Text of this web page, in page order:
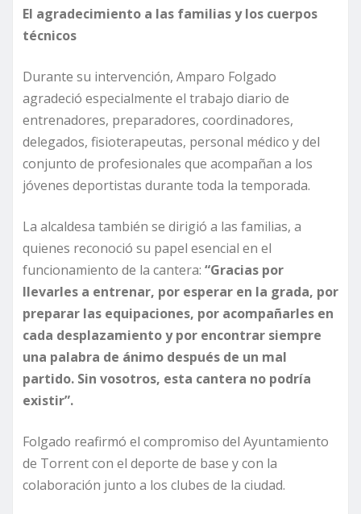
El agradecimiento a las familias y los cuerpos
técnicos
Durante su intervención, Amparo Folgado
agradeció especialmente el trabajo diario de
entrenadores, preparadores, coordinadores,
delegados, fisioterapeutas, personal médico y del
conjunto de profesionales que acompañan a los
jóvenes deportistas durante toda la temporada.
La alcaldesa también se dirigió a las familias, a
quienes reconoció su papel esencial en el
funcionamiento de la cantera: “Gracias por
llevarles a entrenar, por esperar en la grada, por
preparar las equipaciones, por acompañarles en
cada desplazamiento y por encontrar siempre
una palabra de ánimo después de un mal
partido. Sin vosotros, esta cantera no podría
existir”.
Folgado reafirmó el compromiso del Ayuntamiento
de Torrent con el deporte de base y con la
colaboración junto a los clubes de la ciudad.